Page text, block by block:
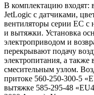
В комплектацию входят:
JetLogic с датчиками,
вентиляторы серии EC с
и вытяжки. Установка
электроприводом и
перекрывают подачу
электропитания, а также
смесительным узлом.
притоке 560-250-300-5
вытяжке 585-295-48